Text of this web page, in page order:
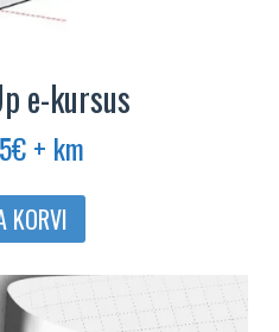
e-kursus
€Praegune
on:
35€.
+ km
KORVI